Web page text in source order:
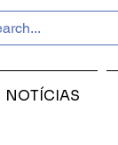
NOTÍCIAS